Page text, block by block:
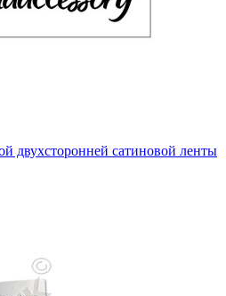
двухсторонней сатиновой ленты